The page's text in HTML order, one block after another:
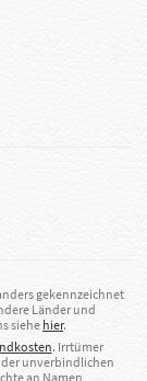
gekennzeichnet
Länder und
siehe hier.
. Irrtümer
unverbindlichen
an Namen,